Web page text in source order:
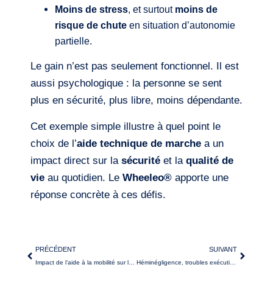
Moins de stress, et surtout moins de
risque de chute en situation d’autonomie
partielle.
Le gain n’est pas seulement fonctionnel. Il est
aussi psychologique : la personne se sent
plus en sécurité, plus libre, moins dépendante.
Cet exemple simple illustre à quel point le
choix de l’aide technique de marche a un
impact direct sur la sécurité et la qualité de
vie au quotidien. Le Wheeleo® apporte une
réponse concrète à ces défis.
PRÉCÉDENT SUIVANT
Héminégligence, troubles exécutifs et Wheeleo®